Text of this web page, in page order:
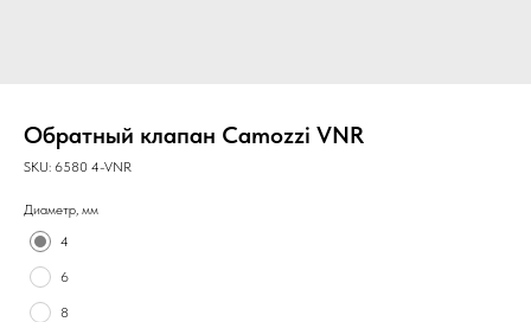
Обратный клапан Camozzi VNR
SKU: 6580 4-VNR
Диаметр, мм
4
6
8